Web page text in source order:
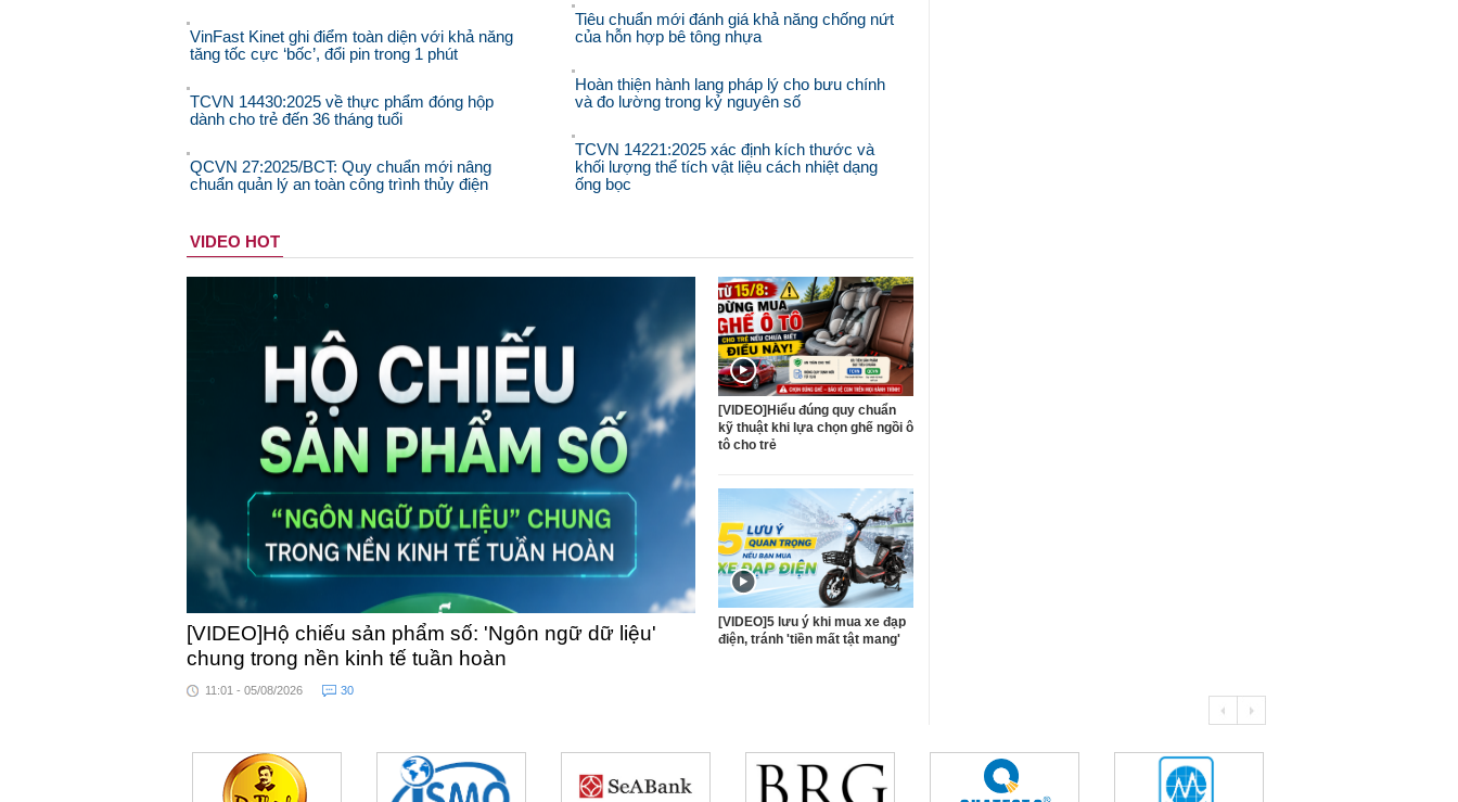
VinFast Kinet ghi điểm toàn diện với khả năng
tăng tốc cực ‘bốc’, đổi pin trong 1 phút
TCVN 14430:2025 về thực phẩm đóng hộp
dành cho trẻ đến 36 tháng tuổi
QCVN 27:2025/BCT: Quy chuẩn mới nâng
chuẩn quản lý an toàn công trình thủy điện
Tiêu chuẩn mới đánh giá khả năng chống nứt
của hỗn hợp bê tông nhựa
Hoàn thiện hành lang pháp lý cho bưu chính
và đo lường trong kỷ nguyên số
TCVN 14221:2025 xác định kích thước và
khối lượng thể tích vật liệu cách nhiệt dạng
ống bọc
VIDEO HOT
[VIDEO]Hộ chiếu sản phẩm số: 'Ngôn ngữ dữ liệu'
chung trong nền kinh tế tuần hoàn
11:01 - 05/08/2026 30
[VIDEO]Hiểu đúng quy chuẩn
kỹ thuật khi lựa chọn ghế ngồi ô
tô cho trẻ
[VIDEO]5 lưu ý khi mua xe đạp
điện, tránh 'tiền mất tật mang'